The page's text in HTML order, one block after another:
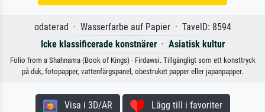
odaterad · Wasserfarbe auf Papier · TavelD: 8594
Icke klassificerade konstnärer· Asiatisk kultur
Folio from a Shahnama (Book of Kings) · Firdawsi. Tillgängligt som ett konsttryck
på duk, fotopapper, vattenfärgspanel, obestruket papper eller japanpapper.
Visa i 3D/AR Lägg till i favoriter